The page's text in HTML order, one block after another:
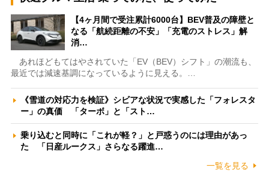
【4ヶ月間で受注累計6000台】BEV普及の障壁と
なる「航続距離の不安」「充電のストレス」解
消…
あれほどもてはやされていた「EV（BEV）シフト」の潮流も、
最近では減速基調になっているように見える。…
《雪道の対応力を検証》シビアな状況で実感した「フォレスタ
ー」の真価 「ターボ」と「スト…
乗り込むと同時に「これが軽？」と戸惑うのには理由があっ
た 「日産ルークス」さらなる躍進…
一覧を見る